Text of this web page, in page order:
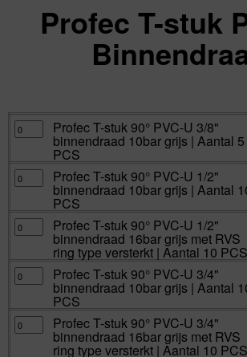
Profec T-stuk
Profec
T-
stuk
U
3/8"
binnendraad
Aantal
5
PCS
Profec T-stuk 90° PVC-U 3/8"
binnendraad 10bar grijs | Aantal 5
PCS
Profec
T-
stuk
U
1/2"
binnendraad
Aantal
10
PCS
Profec T-stuk 90° PVC-U 1/2"
binnendraad 10bar grijs | Aantal
PCS
Profec
T-
stuk
U
1/2"
binnendraad
RVS
ring
type
Profec T-stuk 90° PVC-U 1/2"
binnendraad 16bar grijs met RVS
ring type versterkt | Aantal 10 PCS
Profec
T-
stuk
U
3/4"
binnendraad
Profec T-stuk 90° PVC-U 3/4"
binnendraad 10bar grijs | Aantal
PCS
Profec
T-
stuk
Profec T-stuk 90° PVC-U 3/4"
binnendraad 16bar grijs met RVS
ring type versterkt | Aantal 10 PCS